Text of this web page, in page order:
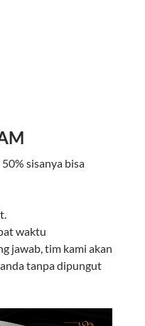
sisanya bisa
waktu
jawab, tim kami akan
tanpa dipungut